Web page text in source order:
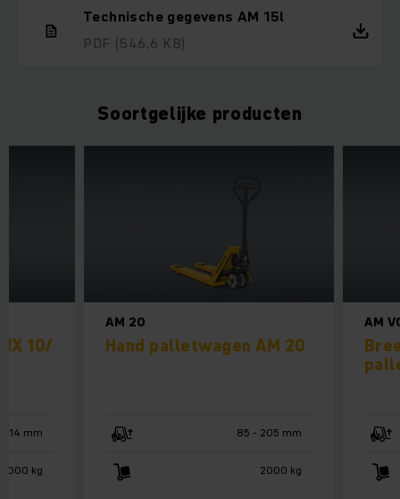
Technische gegevens AM 15l
PDF (546,6 KB)
Soortgelijke producten
AM 20
Hand palletwagen AM 20
85 - 205 mm
2000 kg
AM
10/
714 mm
1000 kg